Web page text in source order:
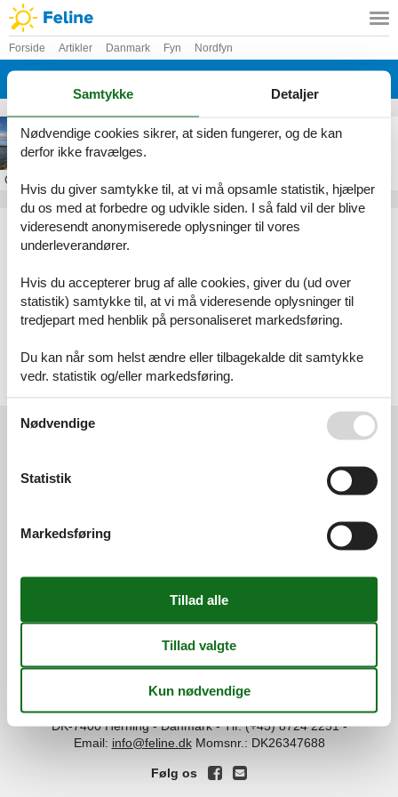
Forside Artikler Danmark Fyn Nordfyn
Asperup
Sommerhus i Asperup
Om
Artikeltyper
Alle
Geografier
Alle
Fyn
Nordfyn
Din tryghed
©Feline Holidays-Feline Holidays A/S-Nygade 8B, 2.th -
DK-7400 Herning-Danmark -Tlf: (+45) 8724 2251-
Email: info@feline.dk Momsnr.: DK26347688
Følg os
Samtykke Detaljer
Nødvendige cookies sikrer, at siden fungerer, og de kan
derfor ikke fravælges.
Hvis du giver samtykke til, at vi må opsamle statistik, hjælper
du os med at forbedre og udvikle siden. I så fald vil der blive
videresendt anonymiserede oplysninger til vores
underleverandører.
Hvis du accepterer brug af alle cookies, giver du (ud over
statistik) samtykke til, at vi må videresende oplysninger til
tredjepart med henblik på personaliseret markedsføring.
Du kan når som helst ændre eller tilbagekalde dit samtykke
vedr. statistik og/eller markedsføring.
Nødvendige
Statistik
Markedsføring